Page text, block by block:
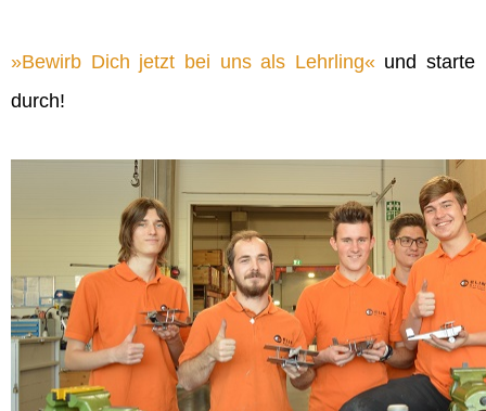
Bewirb Dich jetzt bei uns als Lehrling und starte
durch!